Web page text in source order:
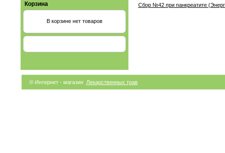
Корзина
В корзине нет товаров
Сбор №42 при панкреатите
© Интернет - магазин Лекарственных трав